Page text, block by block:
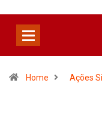
Home Ações